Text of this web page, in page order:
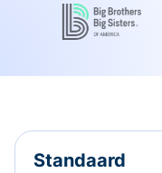
Standaard